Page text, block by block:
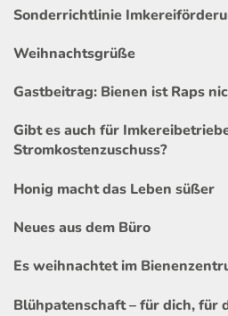
Sonderrichtlinie
Weihnachtsgrüße
Gastbeitrag: Bienen ist Raps
Gibt es auch für
Stromkostenzuschuss?
Honig macht das Leben süßer
Neues aus dem Büro
Es weihnachtet im
Blühpatenschaft – für dich, für